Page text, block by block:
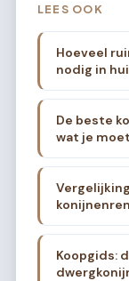
LEES OOK
Hoeveel
nodig in
De beste
wat je
Koopgids: